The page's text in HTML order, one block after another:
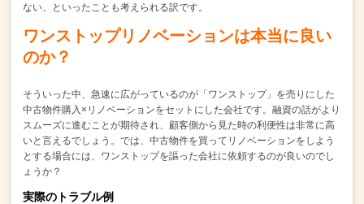
ない、
といったことも考えられる訳です。
ワンストップリノベーションは本当に良い
のか？
そういった中、急速に広がっているのが「ワンストップ」を売りにした
中古物件購入×リノベーションをセットにした会社です。 融資の話がより
スムーズに進むことが期待され、 顧客側から見た時の利便性は非常に高
いと言えるでしょう。 では、中古物件を買ってリノベーションをしよう
とする場合には、 ワンストップを謳った会社に依頼するのが良いのでし
ょうか？
実際のトラブル例